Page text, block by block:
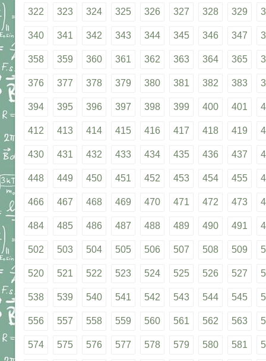
322 323 324 325 326 327 328 329
340 341 342 343 344 345 346 347
358 359 360 361 362 363 364 365
376 377 378 379 380 381 382 383
394 395 396 397 398 399 400 401
412 413 414 415 416 417 418 419
430 431 432 433 434 435 436 437
448 449 450 451 452 453 454 455
466 467 468 469 470 471 472 473
484 485 486 487 488 489 490 491
502 503 504 505 506 507 508 509
520 521 522 523 524 525 526 527
538 539 540 541 542 543 544 545
556 557 558 559 560 561 562 563
574 575 576 577 578 579 580 581